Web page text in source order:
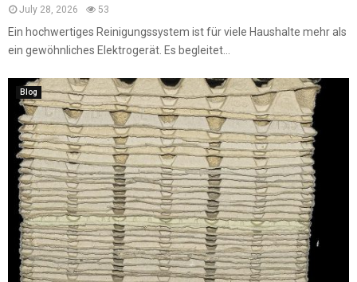
July 28, 2026 53
Ein hochwertiges Reinigungssystem ist für viele Haushalte mehr als
ein gewöhnliches Elektrogerät. Es begleitet...
Blog